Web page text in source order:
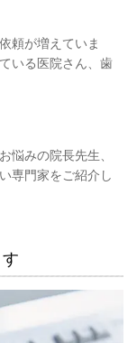
頼が増えていま
いる医院さん、歯
悩みの院長先生、
専門家をご紹介し